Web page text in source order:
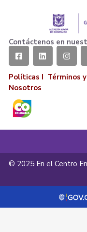
Contáctenos en
Políticas I Términos
Nosotros
© 2025 En el Centro